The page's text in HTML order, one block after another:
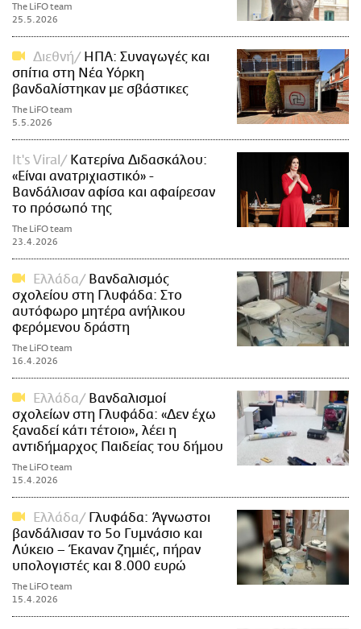
The LiFO team
25.5.2026
Διεθνή
ΗΠΑ: Συναγωγές και
σπίτια στη Νέα Υόρκη
βανδαλίστηκαν με σβάστικες
The LiFO team
5.5.2026
It's Viral
Κατερίνα Διδασκάλου:
«Είναι ανατριχιαστικό» -
Βανδάλισαν αφίσα και αφαίρεσαν
το πρόσωπό της
The LiFO team
23.4.2026
Ελλάδα
Βανδαλισμός
σχολείου στη Γλυφάδα: Στο
αυτόφωρο μητέρα ανήλικου
φερόμενου δράστη
The LiFO team
16.4.2026
Ελλάδα
Βανδαλισμοί
σχολείων στη Γλυφάδα: «Δεν έχω
ξαναδεί κάτι τέτοιο», λέει η
αντιδήμαρχος Παιδείας του δήμου
The LiFO team
15.4.2026
Ελλάδα
Γλυφάδα: Άγνωστοι
βανδάλισαν το 5ο Γυμνάσιο και
Λύκειο – Έκαναν ζημιές, πήραν
υπολογιστές και 8.000 ευρώ
The LiFO team
15.4.2026